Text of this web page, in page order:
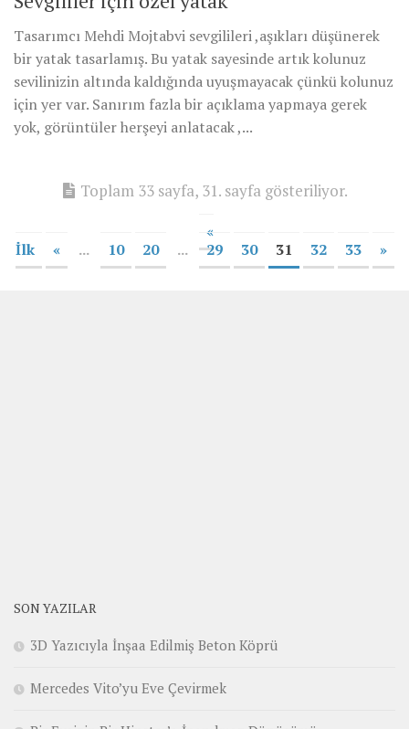
Tasarımcı Mehdi Mojtabvi sevgilileri ,aşıkları düşünerek
bir yatak tasarlamış. Bu yatak sayesinde artık kolunuz
sevilinizin altında kaldığında uyuşmayacak çünkü kolunuz
için yer var. Sanırım fazla bir açıklama yapmaya gerek
yok, görüntüler herşeyi anlatacak ,...
Toplam 33 sayfa, 31. sayfa gösteriliyor.
«
İlk
« ... 10 20 ... 29 30 31 32 33 »
SON YAZILAR
3D Yazıcıyla İnşaa Edilmiş Beton Köprü
Mercedes Vito’yu Eve Çevirmek